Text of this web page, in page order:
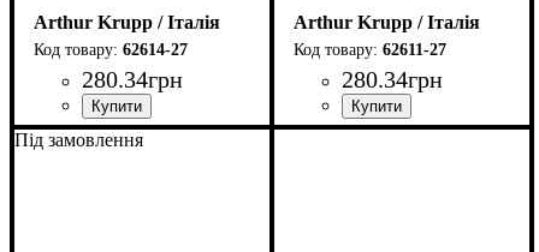
Arthur Krupp / Італія
62614-27
280.34грн
Arthur Krupp / Італія
62611-27
280.34грн
Під замовлення